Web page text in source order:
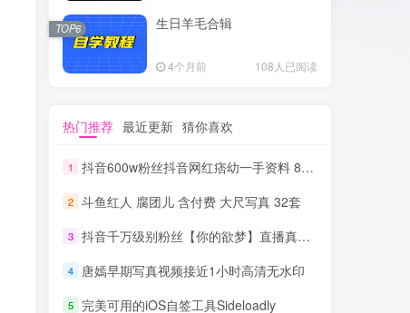
生日羊毛合辑
4个月前 108人已阅读
TOP6
热门推荐 最近更新 猜你喜欢
1 抖音600w粉丝抖音网红痞幼一手资料 877P 500M 含私拍
2 斗鱼红人 腐团儿 含付费 大尺写真 32套
3 抖音千万级别粉丝【你的欲梦】直播真空露点视频
4 唐嫣早期写真视频接近1小时高清无水印
5 完美可用的iOS自签工具Sideloadly